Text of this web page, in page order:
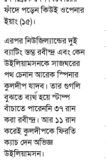
ফাঁদে পড়েন কিউই ওপেনার
ইয়াং (১৫)।
এরপর নিউজিল্যান্ডের দুই
ব্যাটিং স্তম্ভ রবীন্দ্র এবং কেন
উইলিয়ামসনকে সাজঘরের
পথ চেনান আরেক স্পিনার
কুলদীপ যাদব। তার গুগলি
বুঝতে ব্যর্থ হয়ে স্টাম্প
বাঁচাতে পারেননি ৩৭ রান
করা রবীন্দ্র। আর ১১ রান
করেই কুলদীপকে ফিরতি
ক্যাচ দেন অভিজ্ঞ
উইলিয়ামসন।